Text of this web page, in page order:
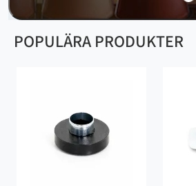
POPULÄRA PRODUKTER